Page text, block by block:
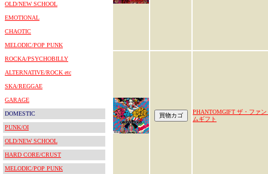
OLD/NEW SCHOOL
EMOTIONAL
CHAOTIC
MELODIC/POP PUNK
ROCKA/PSYCHOBILLY
ALTERNATIVE/ROCK etc
SKA/REGGAE
GARAGE
DOMESTIC
PUNK/OI
OLD/NEW SCHOOL
HARD CORE/CRUST
MELODIC/POP PUNK
PHANTOMGIFT ザ・ファン
ムギフト